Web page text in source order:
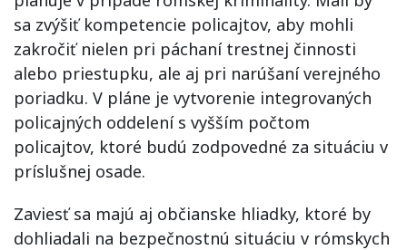
sa zvýšiť kompetencie policajtov, aby mohli
zakročiť nielen pri páchaní trestnej činnosti
alebo priestupku, ale aj pri narúšaní verejného
poriadku. V pláne je vytvorenie integrovaných
policajných oddelení s vyšším počtom
policajtov, ktoré budú zodpovedné za situáciu v
príslušnej osade.
Zaviesť sa majú aj občianske hliadky, ktoré by
dohliadali na bezpečnostnú situáciu v rómskych